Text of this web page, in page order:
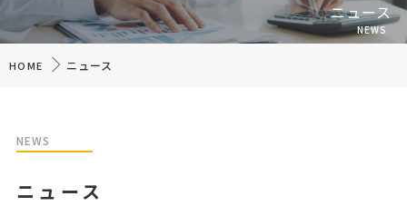
ニュース
NEWS
HOME ニュース
ニュース
NEWS